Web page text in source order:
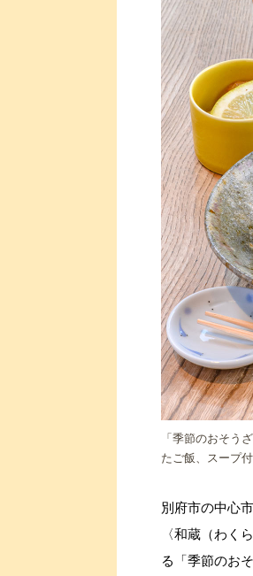
「季節のおそう
たご飯、スープ
別府市の中心
〈和蔵（わく
る「季節のお